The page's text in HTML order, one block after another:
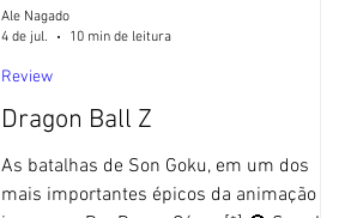
Dragon Ball Z
As batalhas de Son Goku, em um dos
mais importantes épicos da animação
Review
Ale Nagado
4 de jul.
10 min de leitura